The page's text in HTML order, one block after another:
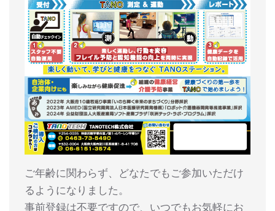
ご年齢に関わらず、どなたでもご参加いただけ
るようになりました。
事前登録は不要ですので、いつでもお気軽にお